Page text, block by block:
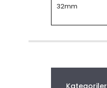
Kategoriler